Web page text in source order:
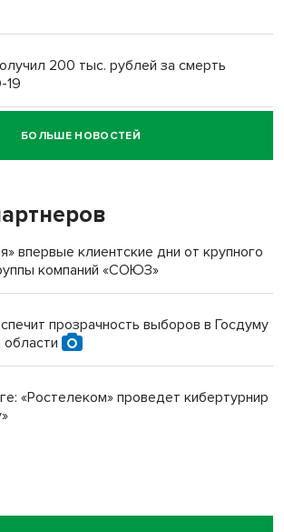
200 тыс. рублей за смерть
19
наказал водителя за смерть
БОЛЬШЕ НОВОСТЕЙ
впервые клиентские дни от крупного
компаний «СОЮЗ»
прозрачность выборов в Госдуму
«Ростелеком» проведет кибертурнир